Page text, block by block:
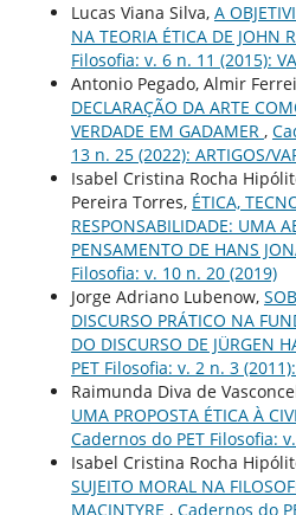
Lucas Viana Silva, A
NA TEORIA ÉTICA DE JOHN
Filosofia: v. 6 n. 11 (2015):
Antonio Pegado, Almir
DECLARAÇÃO DA ARTE
VERDADE EM GADAMER ,
13 n. 25 (2022): ARTIGOS/
Isabel Cristina Rocha
Pereira Torres, ÉTICA,
RESPONSABILIDADE: UMA
PENSAMENTO DE HANS
Filosofia: v. 10 n. 20 (2019)
Jorge Adriano Lubenow,
DISCURSO PRÁTICO NA
DO DISCURSO DE JÜRGEN
PET Filosofia: v. 2 n. 3 (2011):
Raimunda Diva de
UMA PROPOSTA ÉTICA À
Cadernos do PET Filosofia:
Isabel Cristina Rocha
SUJEITO MORAL NA
MACINTYRE , Cadernos do